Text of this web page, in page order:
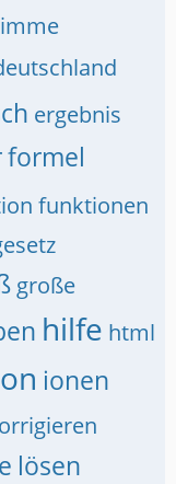
ergebnis
formel
funktionen
große
hilfe html
ionen
lösen